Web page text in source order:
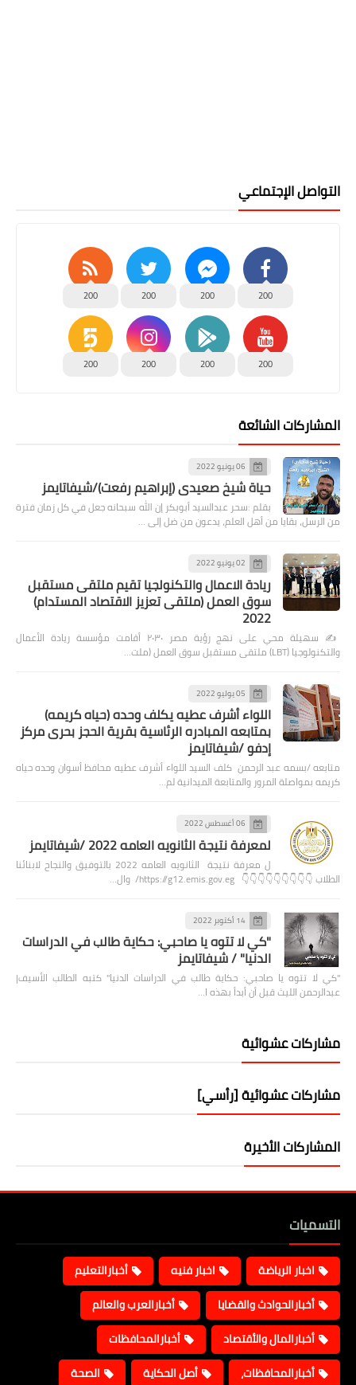
التواصل الإجتماعي
200
200
200
200
200
200
200
200
المشاركات الشائعة
06 يونيو 2022
حياة شيخ صعيدى (إبراهيم رفعت)/شيفاتايمز
بقلم :سحر عبدالسيد أبوبكر إن الله سبحانه جعل في كل زمان فترة
من الرسل، بقايا من أهل العلم، يدعون من ضل إلى …
02 يونيو 2022
ريادة الاعمال والتكنولجيا تقيم ملتقى مستقبل
سوق العمل (ملتقى تعزيز الاقتصاد المستدام)
2022
✍️ سهيلة محي على نهج رؤية مصر ٢٠٣٠ أقامت مؤسسة ريادة الأعمال
والتكنولوجيا (LBT) ملتقى مستقبل سوق العمل (ملت…
05 يوليو 2022
اللواء أشرف عطيه يكلف وحده (حياه كريمه)
بمتابعه المبادره الرئاسية بقرية الحجز بحرى مركز
إدفو /شيفاتايمز
متابعه /بسمه عبد الرحمن كلف السيد اللواء أشرف عطيه محافظ أسوان وحده حياه
كريمه بمواصلة المرور والمتابعة الميدانية لم…
06 أغسطس 2022
لمعرفة نتيجة الثانويه العامه 2022 /شيفاتايمز
ل معرفة نتيجة الثانويه العامه 2022 بالتوفيق والنجاح لابنائنا
الطلاب 👇👇👇👇👇👇👇👇👇 https://g12.emis.gov.eg/ وال…
14 أكتوبر 2022
"كي لا تتوه يا صاحبي: حكاية طالب في الدراسات
الدنيا" / شيفاتايمز
"كي لا تتوه يا صاحبي: حكاية طالب في الدراسات الدنيا" كتبه الطالب الأسيف|
عبدالرحمن الليث قبل أن أبدأ بهذه ا…
مشاركات عشوائية
مشاركات عشوائية [رأسي]
المشاركات الأخيرة
التسميات
اخبار الرياضة اخبار فنيه
أخبارالتعليم
أخبارالحوادث والقضايا
أخبارالعرب والعالم
أخبارالمال والأقتصاد
أخبارالمحافظات
أخبارالمحافظات،
أصل الحكاية
الصحة